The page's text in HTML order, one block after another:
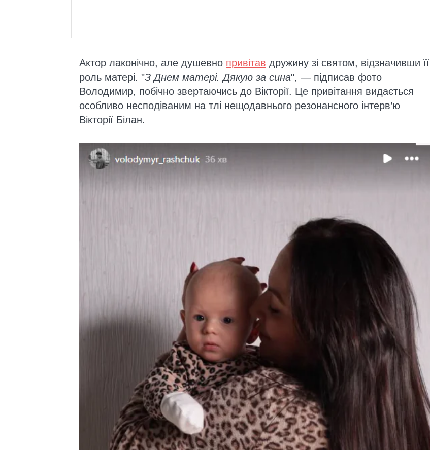
Актор лаконічно, але душевно привітав дружину зі святом, відзначивши її
роль матері. "З Днем матері. Дякую за сина", — підписав фото
Володимир, побічно звертаючись до Вікторії. Це привітання видається
особливо несподіваним на тлі нещодавнього резонансного інтерв’ю
Вікторії Білан.